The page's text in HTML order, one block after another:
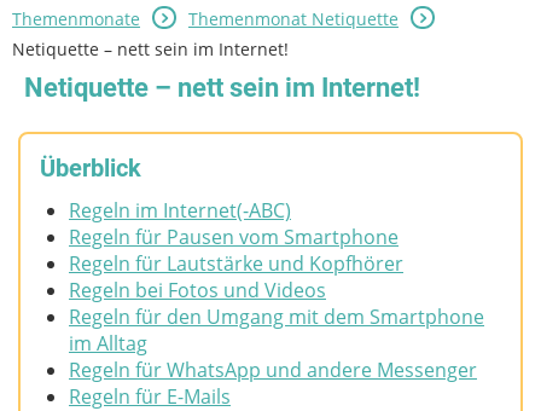
Themenmonate
Themenmonat Netiquette
Netiquette – nett sein im Internet!
Netiquette – nett sein im Internet!
Überblick
Regeln im Internet(-ABC)
Regeln für Pausen vom Smartphone
Regeln für Lautstärke und Kopfhörer
Regeln bei Fotos und Videos
Regeln für den Umgang mit dem Smartphone
im Alltag
Regeln für WhatsApp und andere Messenger
Regeln für E-Mails